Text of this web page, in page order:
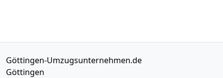
Göttingen-Umzugsunternehmen.de
Göttingen